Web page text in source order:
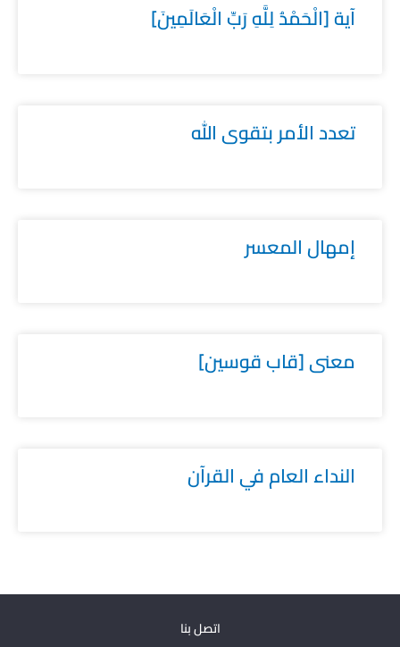
آية [الْحَمْدُ لِلَّهِ رَبِّ الْعَالَمِينَ]
تعدد الأمر بتقوى الله
إمهال المعسر
معنى [قاب قوسين]
النداء العام في القرآن
اتصل بنا